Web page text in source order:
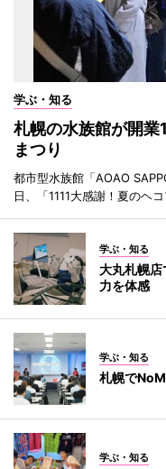
学ぶ・知る
札幌の水族館が開
まつり
都市型水族館「AOAO
日、「1111大感謝！夏のヘ
学ぶ・知る
大丸札幌
力を体感
学ぶ・知る
札幌で
学ぶ・知る